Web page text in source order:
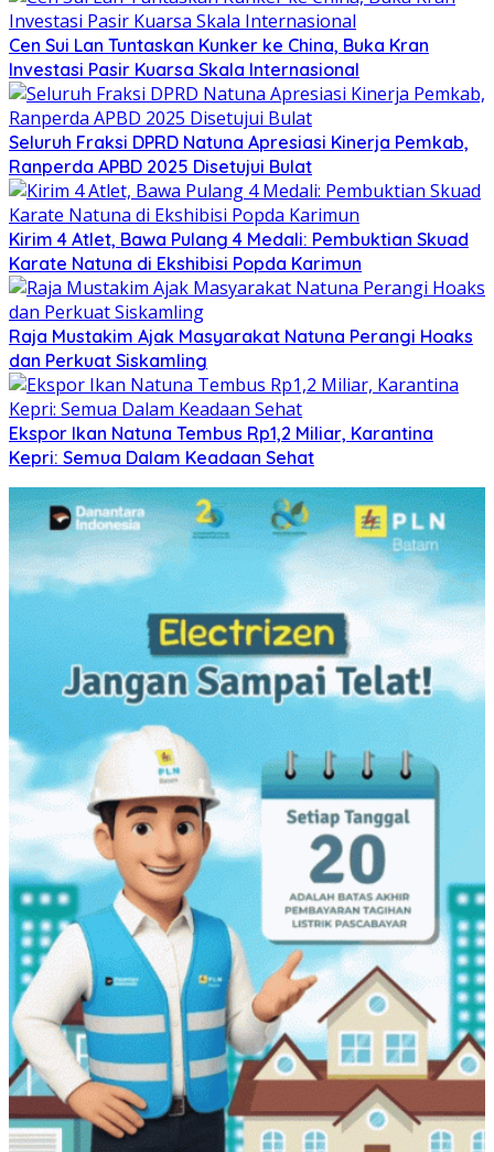
Cen Sui Lan Tuntaskan Kunker ke China, Buka Kran
Investasi Pasir Kuarsa Skala Internasional
Seluruh Fraksi DPRD Natuna Apresiasi Kinerja Pemkab,
Ranperda APBD 2025 Disetujui Bulat
Kirim 4 Atlet, Bawa Pulang 4 Medali: Pembuktian Skuad
Karate Natuna di Ekshibisi Popda Karimun
Raja Mustakim Ajak Masyarakat Natuna Perangi Hoaks
dan Perkuat Siskamling
Ekspor Ikan Natuna Tembus Rp1,2 Miliar, Karantina
Kepri: Semua Dalam Keadaan Sehat